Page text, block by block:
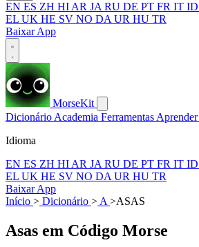
EN ES ZH HI AR JA RU DE PT FR IT ID
EL UK HE SV NO DA UR HU TR
Baixar App
MorseKit
Dicionário Academia Ferramentas Aprender
Idioma
EN ES ZH HI AR JA RU DE PT FR IT ID
EL UK HE SV NO DA UR HU TR
Baixar App
Início > Dicionário > A >ASAS
Asas em Código Morse